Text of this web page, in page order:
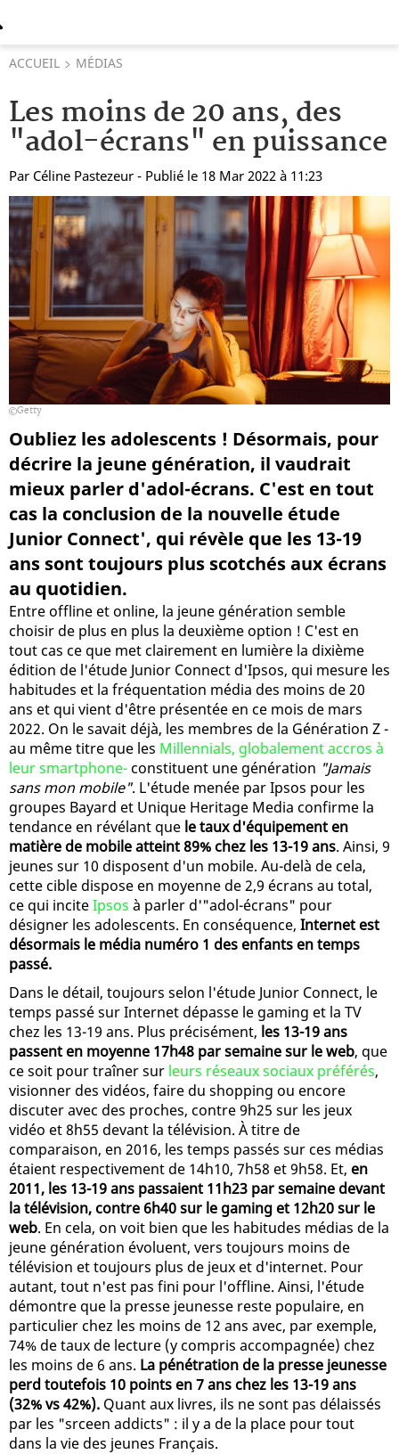
ACCUEIL MÉDIAS
Les moins de 20 ans, des
"adol-écrans" en puissance
Par Céline Pastezeur - Publié le 18 Mar 2022 à 11:23
Getty
Oubliez les adolescents ! Désormais, pour
décrire la jeune génération, il vaudrait
mieux parler d'adol-écrans. C'est en tout
cas la conclusion de la nouvelle étude
Junior Connect', qui révèle que les 13-19
ans sont toujours plus scotchés aux écrans
au quotidien.
Entre offline et online, la jeune génération semble
choisir de plus en plus la deuxième option ! C'est en
tout cas ce que met clairement en lumière la dixième
édition de l'étude Junior Connect d'Ipsos, qui mesure les
habitudes et la fréquentation média des moins de 20
ans et qui vient d'être présentée en ce mois de mars
2022. On le savait déjà, les membres de la Génération Z -
au même titre que les Millennials, globalement accros à
leur smartphone-constituent une génération "Jamais
sans mon mobile". L'étude menée par Ipsos pour les
groupes Bayard et Unique Heritage Media confirme la
tendance en révélant que le taux d'équipement en
matière de mobile atteint 89% chez les 13-19 ans. Ainsi, 9
jeunes sur 10 disposent d'un mobile. Au-delà de cela,
cette cible dispose en moyenne de 2,9 écrans au total,
ce qui inciteIpsos à parler d'"adol-écrans" pour
désigner les adolescents. En conséquence, Internet est
désormais le média numéro 1 des enfants en temps
passé.
Dans le détail, toujours selon l'étude Junior Connect, le
temps passé sur Internet dépasse le gaming et la TV
chez les 13-19 ans. Plus précisément, les 13-19 ans
passent en moyenne 17h48 par semaine sur le web, que
ce soit pour traîner sur leurs réseaux sociaux préférés,
visionner des vidéos, faire du shopping ou encore
discuter avec des proches, contre 9h25 sur les jeux
vidéo et 8h55 devant la télévision. À titre de
comparaison, en 2016, les temps passés sur ces médias
étaient respectivement de 14h10, 7h58 et 9h58. Et, en
2011, les 13-19 ans passaient 11h23 par semaine devant
la télévision, contre 6h40 sur le gaming et 12h20 sur le
web. En cela, on voit bien que les habitudes médias de la
jeune génération évoluent, vers toujours moins de
télévision et toujours plus de jeux et d'internet. Pour
autant, tout n'est pas fini pour l'offline. Ainsi, l'étude
démontre que la presse jeunesse reste populaire, en
particulier chez les moins de 12 ans avec, par exemple,
74% de taux de lecture (y compris accompagnée) chez
les moins de 6 ans. La pénétration de la presse jeunesse
perd toutefois 10 points en 7 ans chez les 13-19 ans
(32% vs 42%). Quant aux livres, ils ne sont pas délaissés
par les "srceen addicts" : il y a de la place pour tout
dans la vie des jeunes Français.